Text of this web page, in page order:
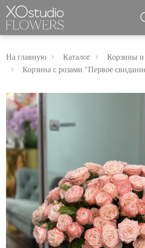
На главную Каталог
Корзины и
Корзина с розами "Первое